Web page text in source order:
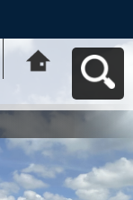
ー ざまっとへ